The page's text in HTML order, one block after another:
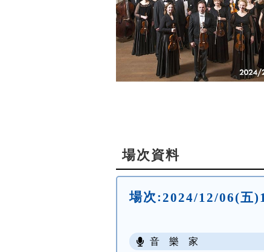
場次資料
場次:2024/12/06(五
音 樂 家